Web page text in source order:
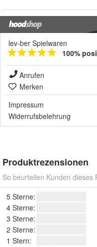
lev-ber Spielwaren
100%
Anrufen
Merken
Impressum
Widerrufsbelehrung
Produktrezensionen
So beurteilen Kunden dieses
5 Sterne:
4 Sterne:
3 Sterne:
2 Sterne:
1 Stern: